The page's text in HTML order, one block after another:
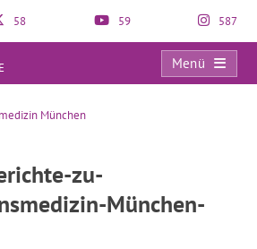
58 59 587
Menü
Erfahrungsberichte-zu-Reproduktionsmedizin-München-im-Tal
München
zu-
München-